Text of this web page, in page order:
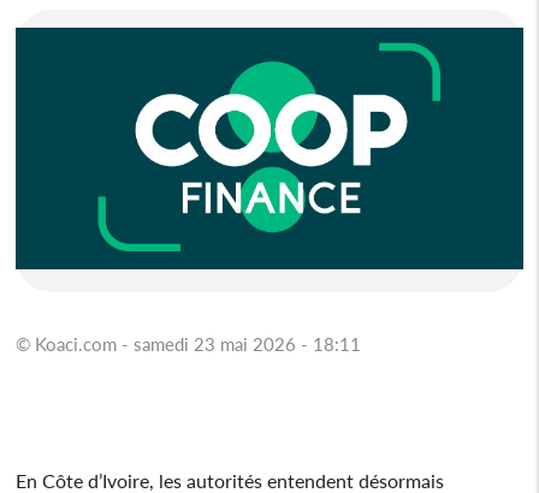
© Koaci.com - samedi 23 mai 2026 - 18:11
En Côte d’Ivoire, les autorités entendent désormais